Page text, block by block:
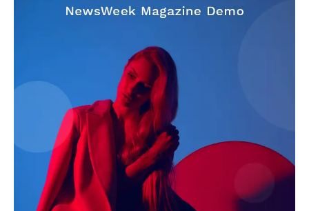
Company
Subscription Plans
My account